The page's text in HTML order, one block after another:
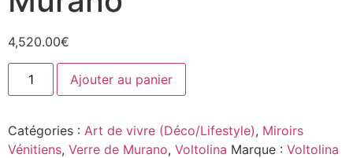
4,520.00€
Ajouter au panier
Catégories : Art de vivre (Déco/Lifestyle), Miroirs
Vénitiens, Verre de Murano, Voltolina Marque : Voltolina